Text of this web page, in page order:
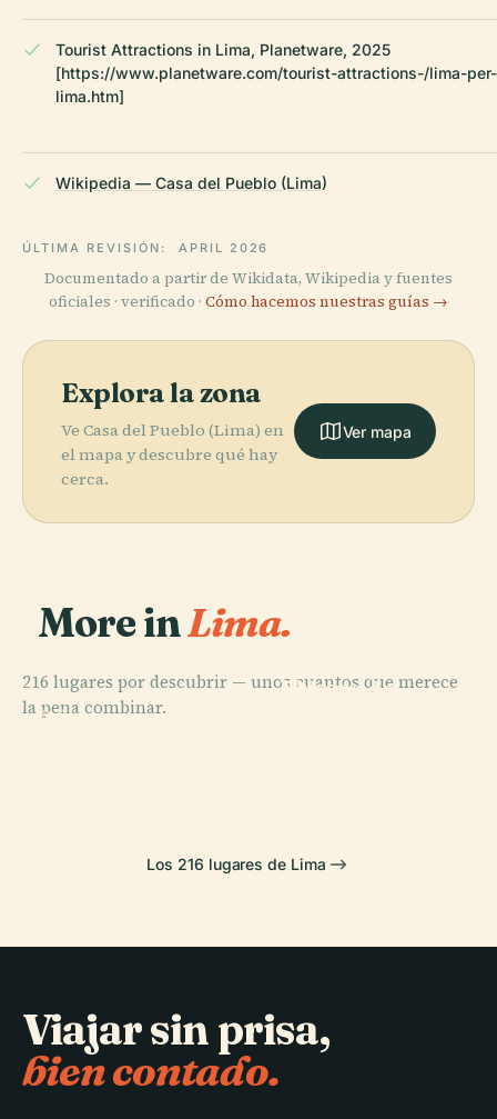
Tourist Attractions in Lima, Planetware, 2025
[https://www.planetware.com/tourist-attractions-/lima-
lima.htm]
Wikipedia — Casa del Pueblo (Lima)
ÚLTIMA REVISIÓN: APRIL 2026
Documentado a partir de Wikidata, Wikipedia y fuentes
oficiales · verificado · Cómo hacemos nuestras guías →
Explora la zona
Ve Casa del Pueblo (Lima) en
el mapa y descubre qué hay
cerca.
Ver mapa
More inLima.
216 lugares por descubrir — unos cuantos que merece
la pena combinar.
PLACE
Palacio de
Museo
Los 216 lugares de Lima
Viajar sin prisa,
bien contado.